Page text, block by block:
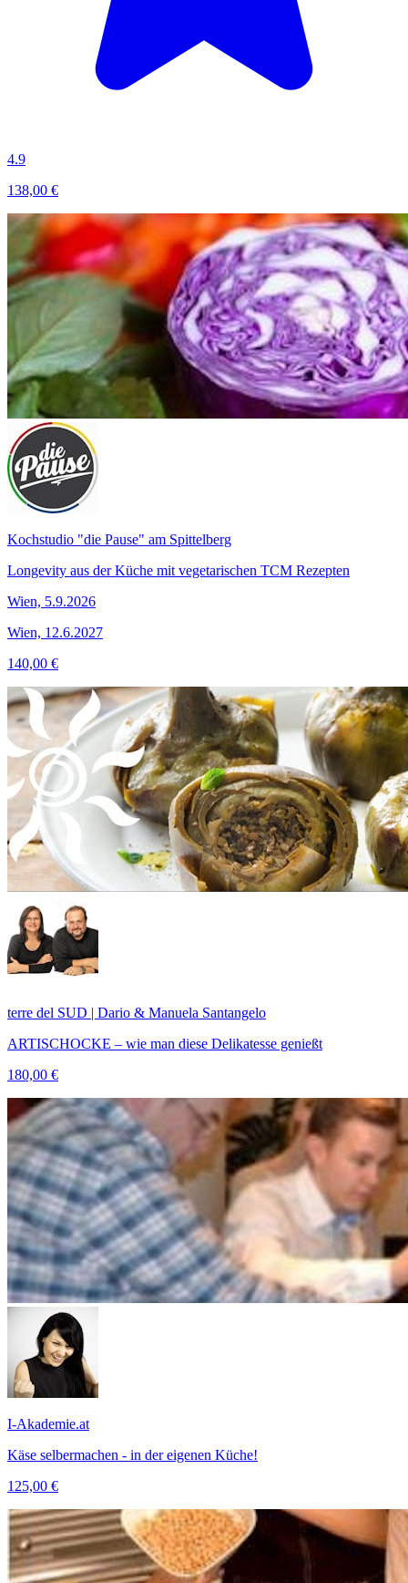
4.9
138,00 €
Kochstudio "die Pause" am Spittelberg
Longevity aus der Küche mit vegetarischen TCM Rezepten
Wien, 5.9.2026
Wien, 12.6.2027
140,00 €
terre del SUD | Dario & Manuela Santangelo
ARTISCHOCKE – wie man diese Delikatesse genießt
180,00 €
I-Akademie.at
Käse selbermachen - in der eigenen Küche!
125,00 €